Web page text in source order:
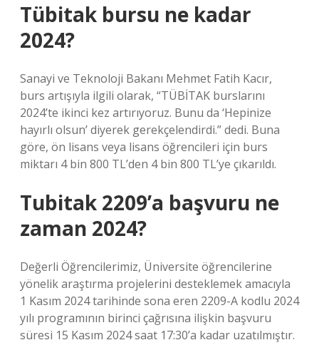
Tübitak bursu ne kadar
2024?
Sanayi ve Teknoloji Bakanı Mehmet Fatih Kacır,
burs artışıyla ilgili olarak, “TÜBİTAK burslarını
2024’te ikinci kez artırıyoruz. Bunu da ‘Hepinize
hayırlı olsun’ diyerek gerekçelendirdi.” dedi. Buna
göre, ön lisans veya lisans öğrencileri için burs
miktarı 4 bin 800 TL’den 4 bin 800 TL’ye çıkarıldı.
Tubitak 2209’a başvuru ne
zaman 2024?
Değerli Öğrencilerimiz, Üniversite öğrencilerine
yönelik araştırma projelerini desteklemek amacıyla
1 Kasım 2024 tarihinde sona eren 2209-A kodlu 2024
yılı programının birinci çağrısına ilişkin başvuru
süresi 15 Kasım 2024 saat 17:30’a kadar uzatılmıştır.